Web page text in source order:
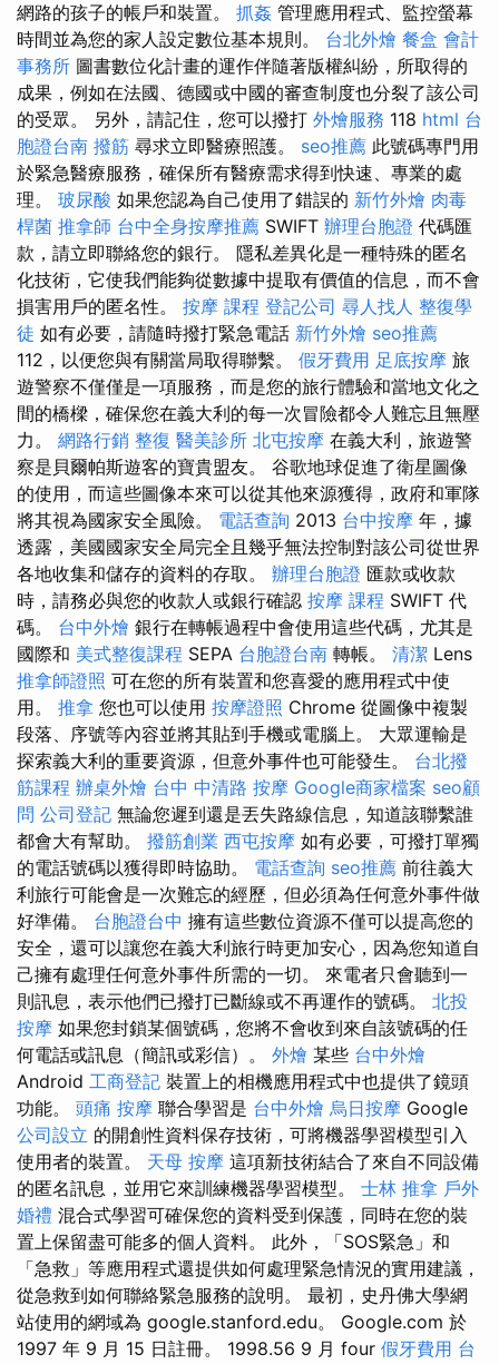
網路的孩子的帳戶和裝置。 抓姦 管理應用程式、監控螢幕
時間並為您的家人設定數位基本規則。 台北外燴 餐盒 會計
事務所 圖書數位化計畫的運作伴隨著版權糾紛，所取得的
成果，例如在法國、德國或中國的審查制度也分裂了該公司
的受眾。 另外，請記住，您可以撥打 外燴服務 118 html 台
胞證台南 撥筋 尋求立即醫療照護。 seo推薦 此號碼專門用
於緊急醫療服務，確保所有醫療需求得到快速、專業的處
理。 玻尿酸 如果您認為自己使用了錯誤的 新竹外燴 肉毒
桿菌 推拿師 台中全身按摩推薦 SWIFT 辦理台胞證 代碼匯
款，請立即聯絡您的銀行。 隱私差異化是一種特殊的匿名
化技術，它使我們能夠從數據中提取有價值的信息，而不會
損害用戶的匿名性。 按摩 課程 登記公司 尋人找人 整復學
徒 如有必要，請隨時撥打緊急電話 新竹外燴 seo推薦
112，以便您與有關當局取得聯繫。 假牙費用 足底按摩 旅
遊警察不僅僅是一項服務，而是您的旅行體驗和當地文化之
間的橋樑，確保您在義大利的每一次冒險都令人難忘且無壓
力。 網路行銷 整復 醫美診所 北屯按摩 在義大利，旅遊警
察是貝爾帕斯遊客的寶貴盟友。 谷歌地球促進了衛星圖像
的使用，而這些圖像本來可以從其他來源獲得，政府和軍隊
將其視為國家安全風險。 電話查詢 2013 台中按摩 年，據
透露，美國國家安全局完全且幾乎無法控制對該公司從世界
各地收集和儲存的資料的存取。 辦理台胞證 匯款或收款
時，請務必與您的收款人或銀行確認 按摩 課程 SWIFT 代
碼。 台中外燴 銀行在轉帳過程中會使用這些代碼，尤其是
國際和 美式整復課程 SEPA 台胞證台南 轉帳。 清潔 Lens
推拿師證照 可在您的所有裝置和您喜愛的應用程式中使
用。 推拿 您也可以使用 按摩證照 Chrome 從圖像中複製
段落、序號等內容並將其貼到手機或電腦上。 大眾運輸是
探索義大利的重要資源，但意外事件也可能發生。 台北撥
筋課程 辦桌外燴 台中 中清路 按摩 Google商家檔案 seo顧
問 公司登記 無論您遲到還是丟失路線信息，知道該聯繫誰
都會大有幫助。 撥筋創業 西屯按摩 如有必要，可撥打單獨
的電話號碼以獲得即時協助。 電話查詢 seo推薦 前往義大
利旅行可能會是一次難忘的經歷，但必須為任何意外事件做
好準備。 台胞證台中 擁有這些數位資源不僅可以提高您的
安全，還可以讓您在義大利旅行時更加安心，因為您知道自
己擁有處理任何意外事件所需的一切。 來電者只會聽到一
則訊息，表示他們已撥打已斷線或不再運作的號碼。 北投
按摩 如果您封鎖某個號碼，您將不會收到來自該號碼的任
何電話或訊息（簡訊或彩信）。 外燴 某些 台中外燴
Android 工商登記 裝置上的相機應用程式中也提供了鏡頭
功能。 頭痛 按摩 聯合學習是 台中外燴 烏日按摩 Google
公司設立 的開創性資料保存技術，可將機器學習模型引入
使用者的裝置。 天母 按摩 這項新技術結合了來自不同設備
的匿名訊息，並用它來訓練機器學習模型。 士林 推拿 戶外
婚禮 混合式學習可確保您的資料受到保護，同時在您的裝
置上保留盡可能多的個人資料。 此外，「SOS緊急」和
「急救」等應用程式還提供如何處理緊急情況的實用建議，
從急救到如何聯絡緊急服務的說明。 最初，史丹佛大學網
站使用的網域為 google.stanford.edu。 Google.com 於
1997 年 9 月 15 日註冊。 1998.56 9 月 four 假牙費用 台